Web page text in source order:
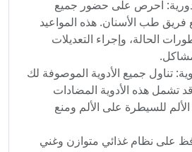
احرص على حضور جميع
فريق طب الأسنان. هذه المواعيد
الحالة، وإجراء التعديلات
تناول جميع الأدوية الموصوفة لك
تشمل هذه الأدوية المضادات
للسيطرة على الألم ومنع
على نظام غذائي متوازن وغني